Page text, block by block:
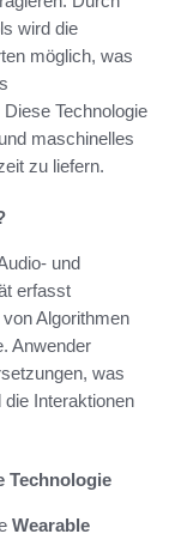
wird die
möglich, was
Technologie
maschinelles
zu liefern.
und
erfasst
Algorithmen
Anwender
was
Interaktionen
Technologie
Wearable